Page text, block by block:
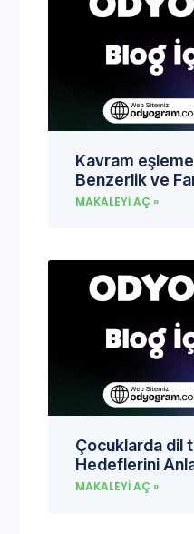
Kavram eşleme
Benzerlik ve
MAKALEYI AÇ »
Çocuklarda dil
Hedeflerini
MAKALEYI AÇ »